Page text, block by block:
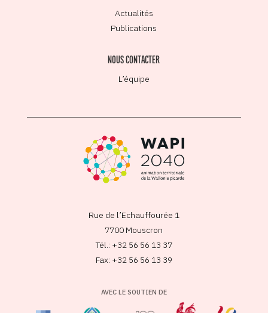
Actualités
Publications
NOUS CONTACTER
L’équipe
Rue de l’Echauffourée 1
7700 Mouscron
Tél.: +32 56 56 13 37
Fax: +32 56 56 13 39
AVEC LE SOUTIEN DE